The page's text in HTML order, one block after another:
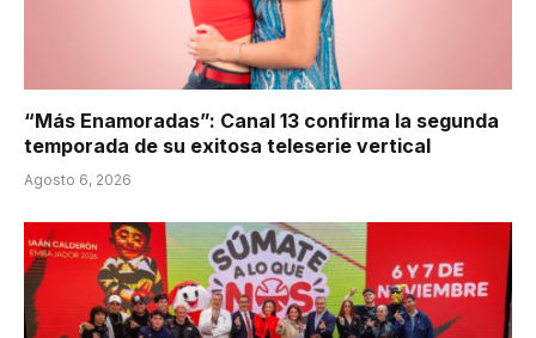
“Más Enamoradas”: Canal 13 confirma la segunda
temporada de su exitosa teleserie vertical
Agosto 6, 2026